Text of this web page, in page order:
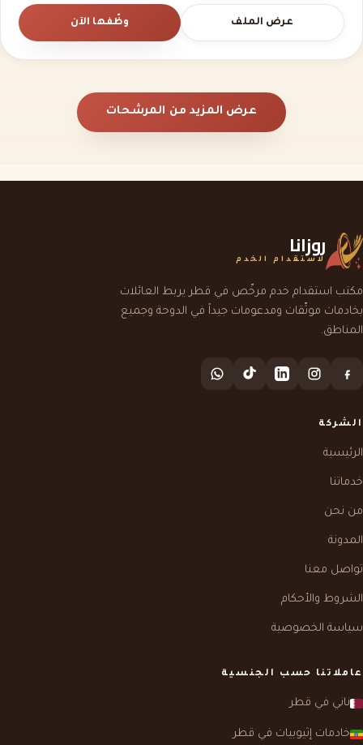
عرض الملف وظّفها الآن
عرض المزيد من المرشحات
روزانا
لاستقدام الخدم
مكتب استقدام خدم مرخّص في قطر يربط العائلات
بخادمات موثّقات ومدعومات جيداً في الدوحة وجميع
المناطق.
الشركة
الرئيسية
خدماتنا
من نحن
المدونة
تواصل معنا
الشروط والأحكام
سياسة الخصوصية
عاملاتنا حسب الجنسية
ناني في قطر
خادمات إثيوبيات في قطر